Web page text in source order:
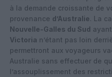
à la demande croissante de
provenance d’Australie. La
Nouvelle-Galles du Sud
Victoria n’étant pas loin
permettront aux voyageurs
Australie sans effectuer de
l’assouplissement des